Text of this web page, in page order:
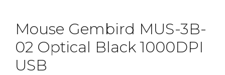
Mouse Gembird MUS-3B-
02 Optical Black 1000DPI
USB